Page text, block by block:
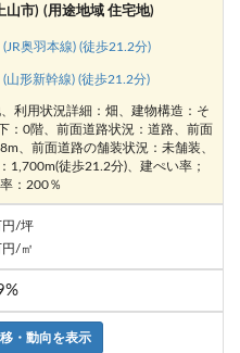
山市) (用途地域 住宅地)
(JR奥羽本線) (徒歩21.2分)
(山形新幹線) (徒歩21.2分)
利用状況詳細：畑、建物構造：そ
：0階、前面道路状況：道路、前面
、前面道路の舗装状況：未舗装、
1,700m(徒歩21.2分)、建ぺい率；
：200％
円/坪
円/㎡
・動向を表示